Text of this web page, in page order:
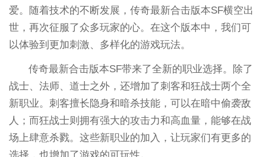
爱。随着技术的不断发展，传奇最新合击版本SF横空出
世，再次征服了众多玩家的心。在这个版本中，我们可
以体验到更加刺激、多样化的游戏玩法。
传奇最新合击版本SF带来了全新的职业选择。除了
战士、法师、道士之外，还增加了刺客和狂战士两个全
新职业。刺客擅长隐身和暗杀技能，可以在暗中偷袭敌
人；而狂战士则拥有强大的攻击力和高血量，能够在战
场上肆意杀戮。这些新职业的加入，让玩家们有更多的